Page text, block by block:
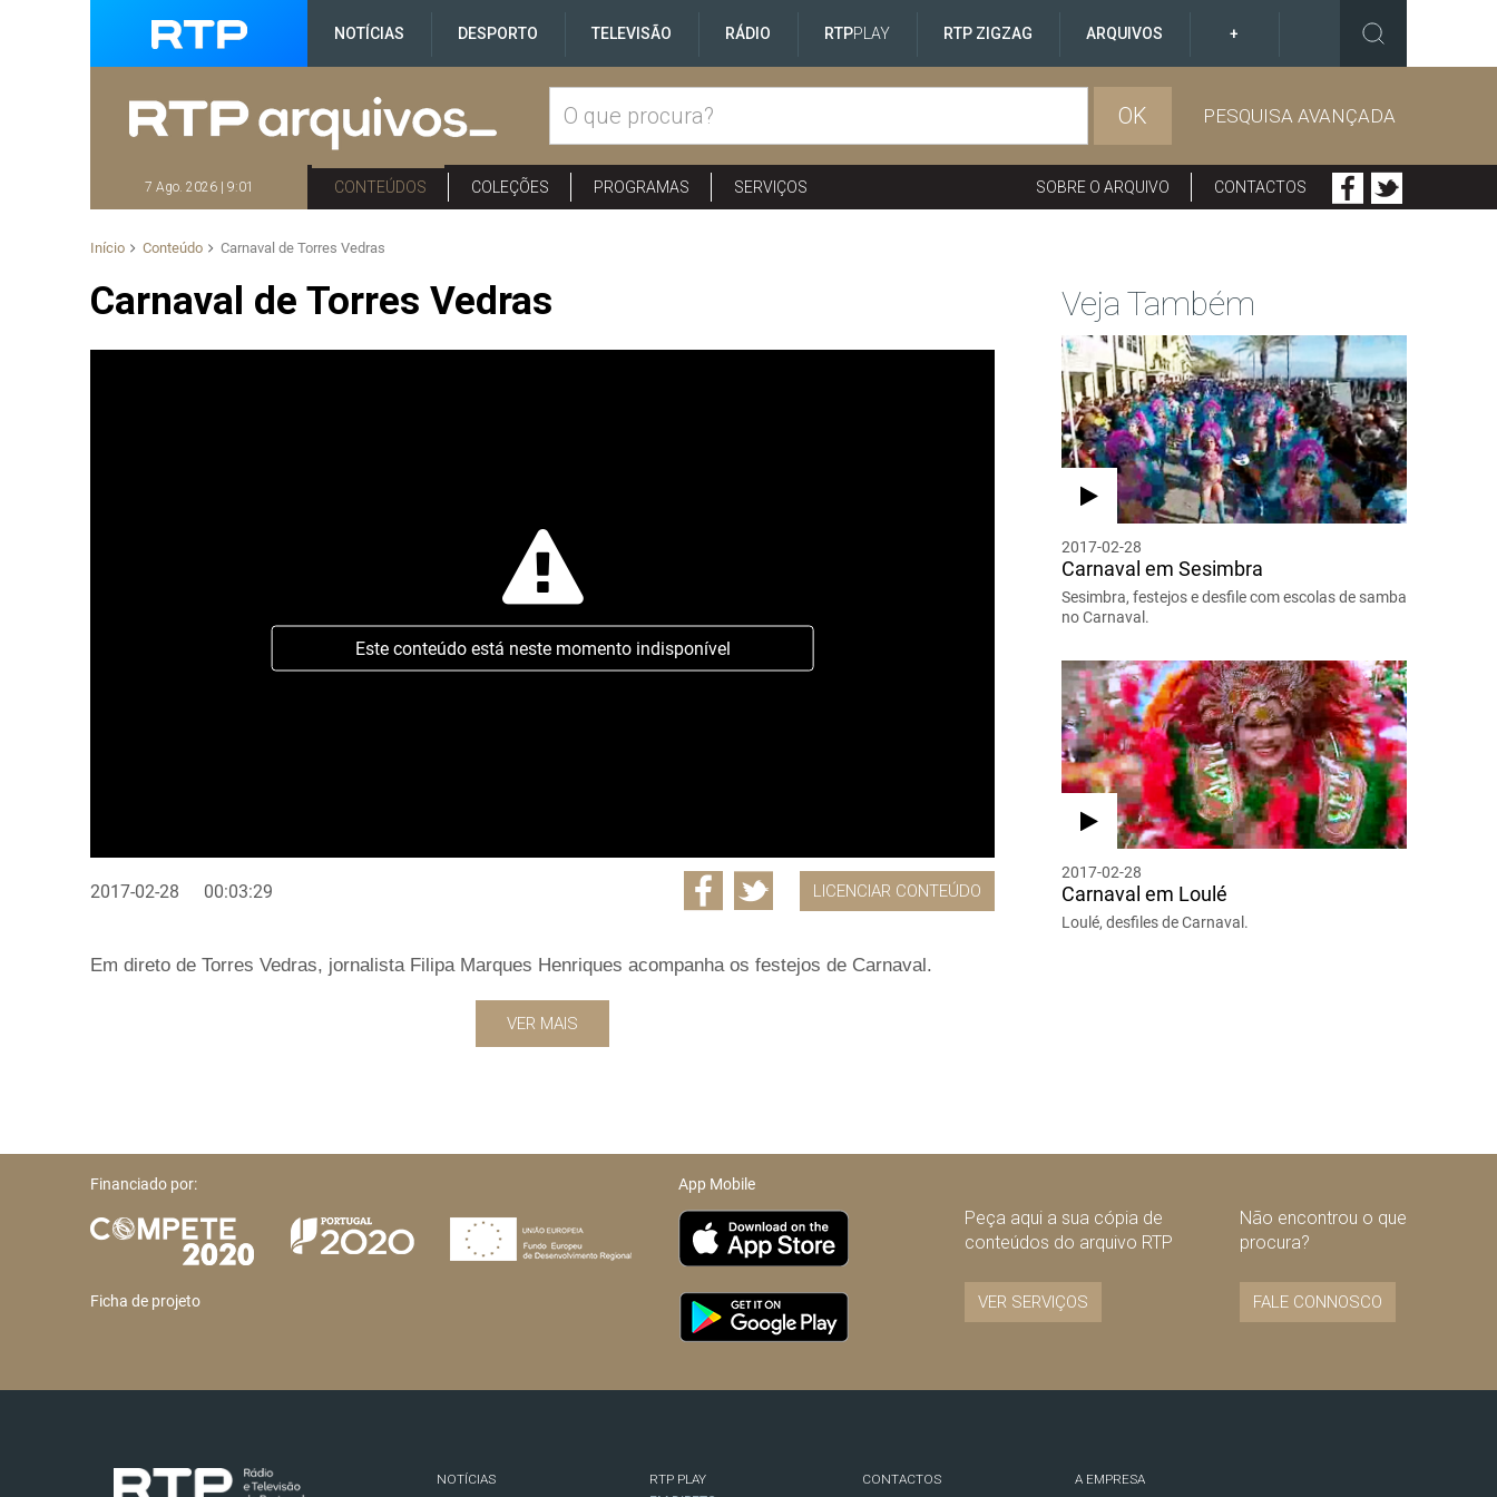
NOTÍCIAS DESPORTO TELEVISÃO RÁDIO RTPPLAY RTP ZIGZAG ARQUIVOS +
OK PESQUISA AVANÇADA
7 Ago. 2026 | 9:01 CONTEÚDOS COLEÇÕES PROGRAMAS SERVIÇOS SOBRE O ARQUIVO CONTACTOS
Início Conteúdo Carnaval de Torres Vedras
Carnaval de Torres Vedras
Este conteúdo está neste momento indisponível
2017-02-28 00:03:29 LICENCIAR CONTEÚDO
Em direto de Torres Vedras, jornalista Filipa Marques Henriques acompanha os festejos de Carnaval.
VER MAIS
Veja Também
2017-02-28
Carnaval em Sesimbra
Sesimbra, festejos e desfile com escolas de samba
no Carnaval.
2017-02-28
Carnaval em Loulé
Loulé, desfiles de Carnaval.
Financiado por:
Ficha de projeto
App Mobile
Peça aqui a sua cópia de
conteúdos do arquivo RTP
VER SERVIÇOS
Não encontrou o que
procura?
FALE CONNOSCO
NOTÍCIAS
RTP PLAY
CONTACTOS
A EMPRESA